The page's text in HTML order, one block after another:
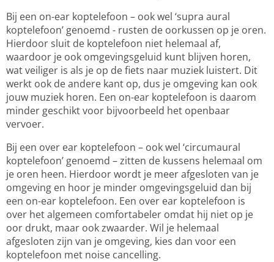
Bij een on-ear koptelefoon – ook wel ‘supra aural
koptelefoon’ genoemd - rusten de oorkussen op je oren.
Hierdoor sluit de koptelefoon niet helemaal af,
waardoor je ook omgevingsgeluid kunt blijven horen,
wat veiliger is als je op de fiets naar muziek luistert. Dit
werkt ook de andere kant op, dus je omgeving kan ook
jouw muziek horen. Een on-ear koptelefoon is daarom
minder geschikt voor bijvoorbeeld het openbaar
vervoer.
Bij een over ear koptelefoon – ook wel ‘circumaural
koptelefoon’ genoemd – zitten de kussens helemaal om
je oren heen. Hierdoor wordt je meer afgesloten van je
omgeving en hoor je minder omgevingsgeluid dan bij
een on-ear koptelefoon. Een over ear koptelefoon is
over het algemeen comfortabeler omdat hij niet op je
oor drukt, maar ook zwaarder. Wil je helemaal
afgesloten zijn van je omgeving, kies dan voor een
koptelefoon met noise cancelling.